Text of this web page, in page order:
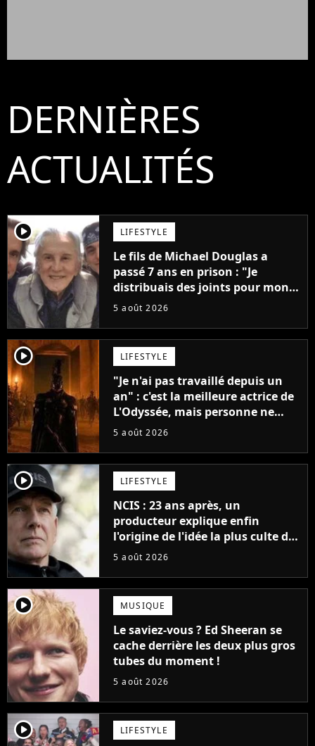
DERNIÈRES
ACTUALITÉS
player2 LIFESTYLE
Le fils de Michael Douglas a
passé 7 ans en prison : "Je
distribuais des joints pour mon
père"
5 août 2026
player2 LIFESTYLE
"Je n'ai pas travaillé depuis un
an" : c'est la meilleure actrice de
L'Odyssée, mais personne ne
veut lui donner de rôle au
5 août 2026
player2 LIFESTYLE
NCIS : 23 ans après, un
producteur explique enfin
l'origine de l'idée la plus culte de
la série (et on ne parle pas du
5 août 2026
player2 MUSIQUE
Le saviez-vous ? Ed Sheeran se
cache derrière les deux plus gros
tubes du moment !
5 août 2026
player2 LIFESTYLE